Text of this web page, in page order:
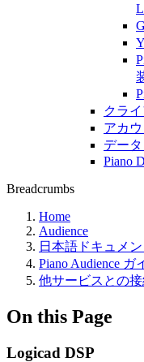
クラ
アカ
デー
Piano
Breadcrumbs
Home
Audience
日本語ドキュメン
Piano Audience ガ
他サービスとの
On this Page
Logicad DSP